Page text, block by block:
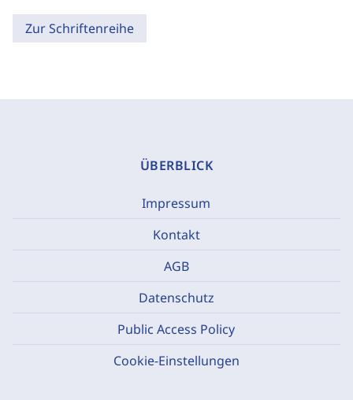
Zur Schriftenreihe
ÜBERBLICK
Impressum
Kontakt
AGB
Datenschutz
Public Access Policy
Cookie-Einstellungen